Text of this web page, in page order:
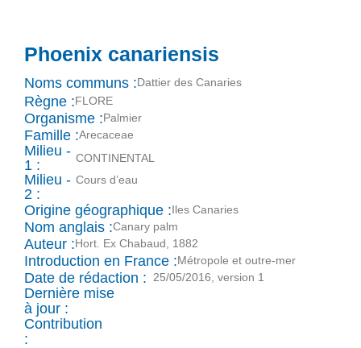
Phoenix canariensis
Noms communs :Dattier des Canaries
Règne :FLORE
Organisme :Palmier
Famille :Arecaceae
Milieu -
1 :
CONTINENTAL
Milieu -
2 :
Cours d’eau
Origine géographique :Iles Canaries
Nom anglais :Canary palm
Auteur :Hort. Ex Chabaud, 1882
Introduction en France :Métropole et outre-mer
Date de rédaction : 25/05/2016, version 1
Dernière mise
à jour :
Contribution
: